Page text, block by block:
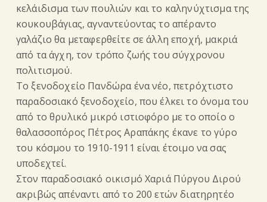
κελάιδισμα των πουλιών και το καληνύχτισμα της
κουκουβάγιας, αγναντεύοντας το απέραντο
γαλάζιο θα μεταφερθείτε σε άλλη εποχή, μακριά
από τα άγχη, τον τρόπο ζωής του σύγχρονου
πολιτισμού.
Tο ξενοδοχείο Πανδώρα ένα νέο, πετρόχτιστο
παραδοσιακό ξενοδοχείο, που έλκει το όνομα του
από το θρυλικό μικρό ιστιοφόρο με το οποίο ο
θαλασσοπόρος Πέτρος Αραπάκης έκανε το γύρο
του κόσμου το 1910-1911 είναι έτοιμο να σας
υποδεχτεί.
Στον παραδοσιακό οικισμό Χαριά Πύργου Διρού
ακριβώς απέναντι από το 200 ετών διατηρητέο